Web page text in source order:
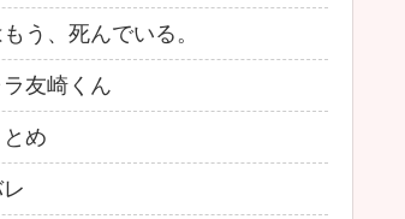
う、死んでいる。
友崎くん
め